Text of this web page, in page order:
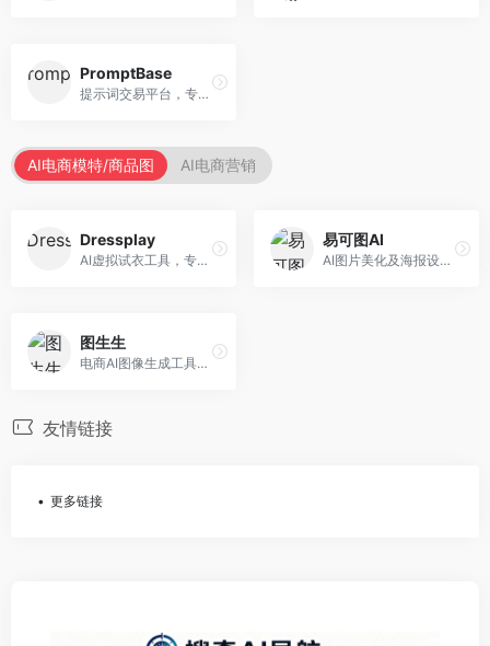
PromptBase
提示词交易平台，专注于高质量提示词买卖。面向AI创作者，提供提示词交易、模板购买、创作者收益等服务，提示词质量高。
AI电商模特/商品图 AI电商营销
Dressplay
AI虚拟试衣工具，专注于服装电商体验。面向服装电商，提供虚拟试穿、尺码推荐、穿搭建议等服务，试衣体验真实。
易可图AI
AI图片美化及海报设计平台，专注于电商视觉设计。面向电商卖家，提供图片美化、海报设计、营销素材等服务，设计效率高。
图生生
电商AI图像生成工具，专注于商品图创作。面向电商卖家，提供商品图生成、背景替换、批量处理等服务，商品图质量高。
友情链接
更多链接